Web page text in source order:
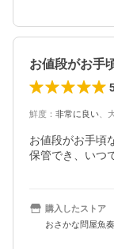
鮮度 ： 非常に良い
お値段がお手頃
保管でき、いつ
購入したストア
おさかな問屋魚奏